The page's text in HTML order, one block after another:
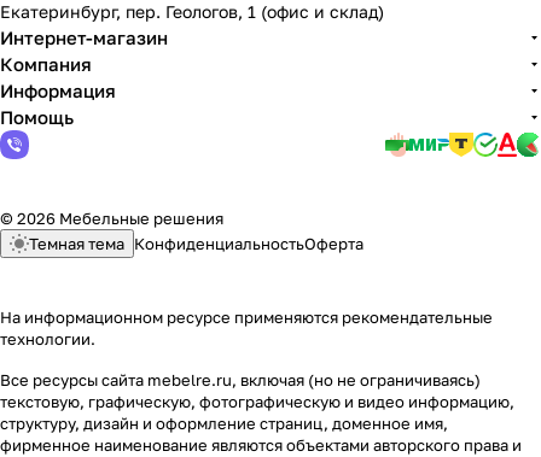
Екатеринбург, пер. Геологов, 1 (офис и склад)
Интернет-магазин
Компания
Информация
Помощь
© 2026 Мебельные решения
Темная тема КонфиденциальностьОферта
На информационном ресурсе применяются рекомендательные
технологии.
Все ресурсы сайта mebelre.ru, включая (но не ограничиваясь)
текстовую, графическую, фотографическую и видео информацию,
структуру, дизайн и оформление страниц, доменное имя,
фирменное наименование являются объектами авторского права и